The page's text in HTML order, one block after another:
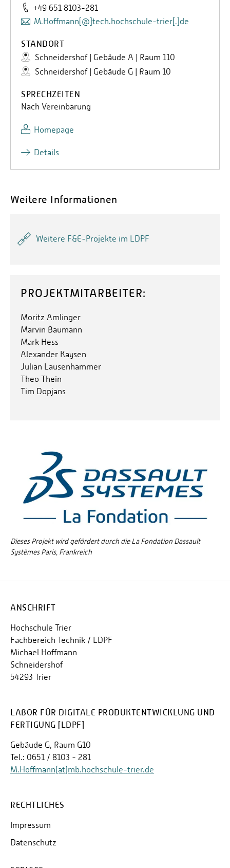
+49 651 8103-281
M.Hoffmann[@]tech.hochschule-trier[.]de
STANDORT
Schneidershof | Gebäude A | Raum 110
Schneidershof | Gebäude G | Raum 10
SPRECHZEITEN
Nach Vereinbarung
Homepage
Details
Weitere Informationen
Weitere F&E-Projekte im LDPF
PROJEKTMITARBEITER:
Moritz Amlinger
Marvin Baumann
Mark Hess
Alexander Kaysen
Julian Lausenhammer
Theo Thein
Tim Dopjans
Dieses Projekt wird gefördert durch die La Fondation Dassault
Systèmes Paris, Frankreich
ANSCHRIFT
Hochschule Trier
Fachbereich Technik / LDPF
Michael Hoffmann
Schneidershof
54293 Trier
LABOR FÜR DIGITALE PRODUKTENTWICKLUNG UND
FERTIGUNG [LDPF]
Gebäude G, Raum G10
Tel.: 0651 / 8103 - 281
M.Hoffmann(at)mb.hochschule-trier.de
RECHTLICHES
Impressum
Datenschutz